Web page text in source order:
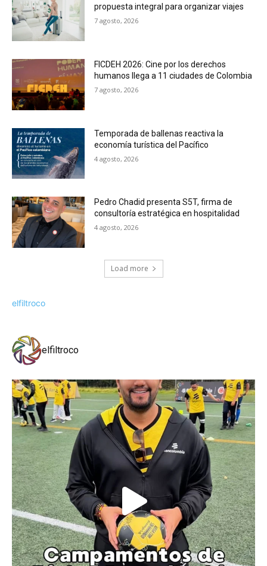
propuesta integral para organizar viajes
7 agosto, 2026
FICDEH 2026: Cine por los derechos
humanos llega a 11 ciudades de Colombia
7 agosto, 2026
Temporada de ballenas reactiva la
economía turística del Pacífico
4 agosto, 2026
Pedro Chadid presenta S5T, firma de
consultoría estratégica en hospitalidad
4 agosto, 2026
Load more
elfiltroco
elfiltroco